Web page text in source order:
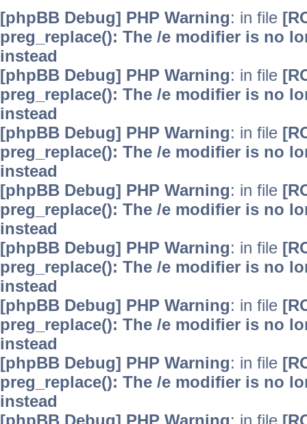
[phpBB Debug] PHP Warning: in file
preg_replace(): The /e modifier is no
instead
[phpBB Debug] PHP Warning: in file
preg_replace(): The /e modifier is no
instead
[phpBB Debug] PHP Warning: in file
preg_replace(): The /e modifier is no
instead
[phpBB Debug] PHP Warning: in file
preg_replace(): The /e modifier is no
instead
[phpBB Debug] PHP Warning: in file
preg_replace(): The /e modifier is no
instead
[phpBB Debug] PHP Warning: in file
preg_replace(): The /e modifier is no
instead
[phpBB Debug] PHP Warning: in file
preg_replace(): The /e modifier is no
instead
[phpBB Debug] PHP Warning: in file